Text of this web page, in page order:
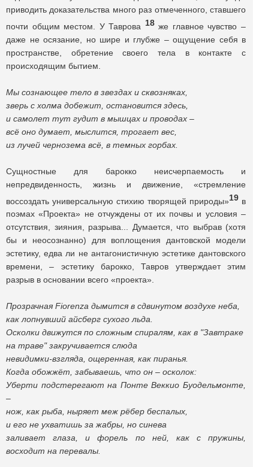
приводить доказательства много раз отмеченного, ставшего
почти общим местом. У Таврова 18же главное чувство –
даже не осязание, но шире и глубже – ощущение себя в
пространстве, обретение своего тела в контакте с
происходящим бытием.
Мы сознающее тело в звездах и сквозняках,
зверь с холма добежит, остановится здесь,
и самолет тут гудит в мышцах и проводах –
всё оно думает, мыслится, трогает вес,
из лучей чернозема всё, в темных горбах.
Сущностные для барокко неисчерпаемость и
непредвиденность, жизнь и движение, «стремление
воссоздать универсальную стихию творящей природы»19 в
поэмах «Проекта» не отчуждены от их почвы и условия –
отсутствия, зияния, разрыва... Думается, что выбрав (хотя
бы и неосознанно) для воплощения дантовской модели
эстетику, едва ли не антагонистичную эстетике дантовского
времени, – эстетику барокко, Тавров утверждает этим
разрыв в основании всего «проекта».
Прозрачная Fiorenza дымится в сдвинутом воздухе неба,
как лопнувший айсберг сухого льда.
Осколки движутся по сложным спиралям, как в "Завтраке
на траве" закручивается слюда
невидимки-взгляда, ощеренная, как пиранья.
Когда обожжёт, забываешь, что он – осколок:
Уберти подстерегают на Понте Веккио Буодельмонте,
–
нож, как рыба, ныряет меж рёбер беспалых,
и его не ухватишь за жабры, но синева
заливает глаза, и форель по ней, как с пружины,
восходит на перевалы.